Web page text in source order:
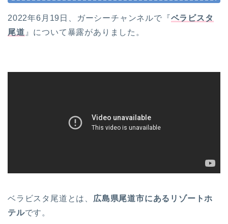
2022年6月19日、ガーシーチャンネルで『ベラビスタ
尾道 』について暴露がありました。
ベラビスタ尾道とは、 広島県尾道市にあるリゾートホ
テルです。